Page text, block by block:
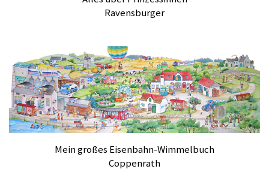
Ravensburger
Mein großes Eisenbahn-Wimmelbuch
Coppenrath